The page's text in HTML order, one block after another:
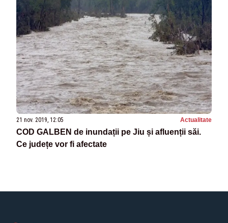
21 nov. 2019, 12:05 Actualitate
COD GALBEN de inundații pe Jiu și afluenții săi.
Ce județe vor fi afectate